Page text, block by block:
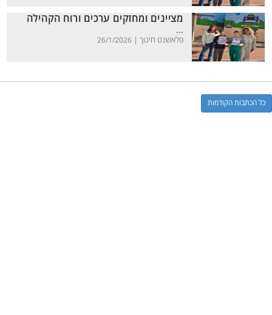
מציינים ומחזקים ערכים ורוח הקהילה
...
פלאשנט חינוך | 26/1/2026
כל הכתבות הקודמות